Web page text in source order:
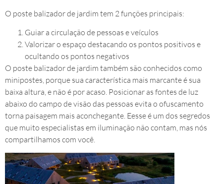
O poste balizador de jardim tem 2 funções principais:
Guiar a circulação de pessoas e veículos
Valorizar o espaço destacando os pontos positivos e
ocultando os pontos negativos
O poste balizador de jardim também são conhecidos como
minipostes, porque sua característica mais marcante é sua
baixa altura, e não é por acaso. Posicionar as fontes de luz
abaixo do campo de visão das pessoas evita o ofuscamento
torna paisagem mais aconchegante. Eesse é um dos segredos
que muito especialistas em iluminação não contam, mas nós
compartilhamos com você.